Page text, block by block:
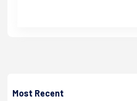
Most Recent